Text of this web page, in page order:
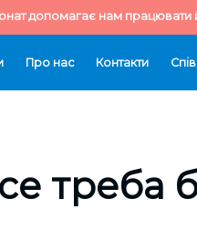
допомагає нам працювати
Про нас Контакти
треба